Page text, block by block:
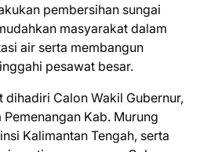
pembersihan sungai
masyarakat dalam
air serta membangun
pesawat besar.
Calon Wakil Gubernur,
Kab. Murung
Kalimantan Tengah, serta